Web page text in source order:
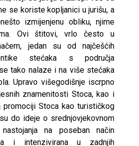
se koriste kopljanici u jurišu, a
izmijenjenu obliku, njime
Ovi štitovi, vrlo često u
jedan su od najčešćih
stećaka s područja
tako nalaze i na više stećaka
Upravo višegodišnje iscrpno
znamenitosti Stoca, kao i
promociji Stoca kao turističkog
do ideje o srednjovjekovnom
na poseban način
i intenzivirana u zadnjih